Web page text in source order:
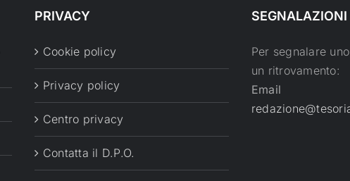
PRIVACY
Cookie policy
Privacy policy
Centro privacy
Contatta il D.P.O.
SEGNALAZIONI
Per segnalare
un ritrovamento:
Email